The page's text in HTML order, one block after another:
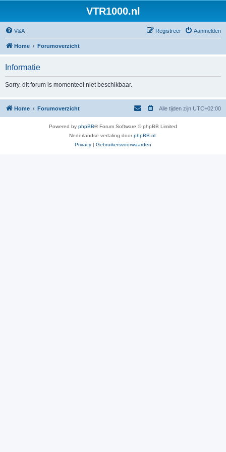
VTR1000.nl
V&A Aanmelden
Registreer
Home Forumoverzicht
Informatie
Sorry, dit forum is momenteel niet beschikbaar.
Home Forumoverzicht Alle tijden zijn UTC+02:00
Powered by phpBB® Forum Software © phpBB Limited
Nederlandse vertaling doorphpBB.nl
Privacy | Gebruikersvoorwaarden